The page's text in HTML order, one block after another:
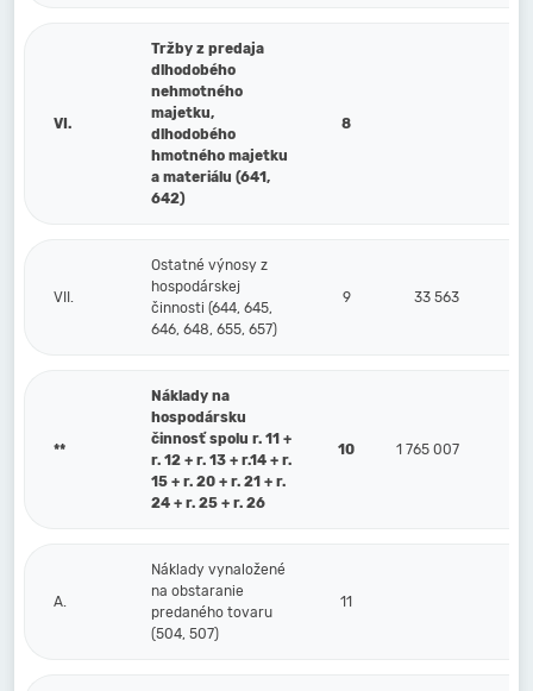
VI.
Tržby z predaja
dlhodobého
nehmotného
majetku,
dlhodobého
hmotného majetku
a materiálu (641,
642)
8
VII.
Ostatné výnosy z
hospodárskej
činnosti (644, 645,
646, 648, 655, 657)
9 33 563
**
Náklady na
hospodársku
činnosť spolu r. 11 +
r. 12 + r. 13 + r.14 + r.
15 + r. 20 + r. 21 + r.
24 + r. 25 + r. 26
10 1 765 007
A.
Náklady vynaložené
na obstaranie
predaného tovaru
(504, 507)
11